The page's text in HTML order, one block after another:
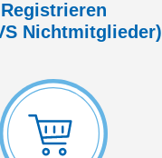
Registrieren
Nicht­mitglieder)